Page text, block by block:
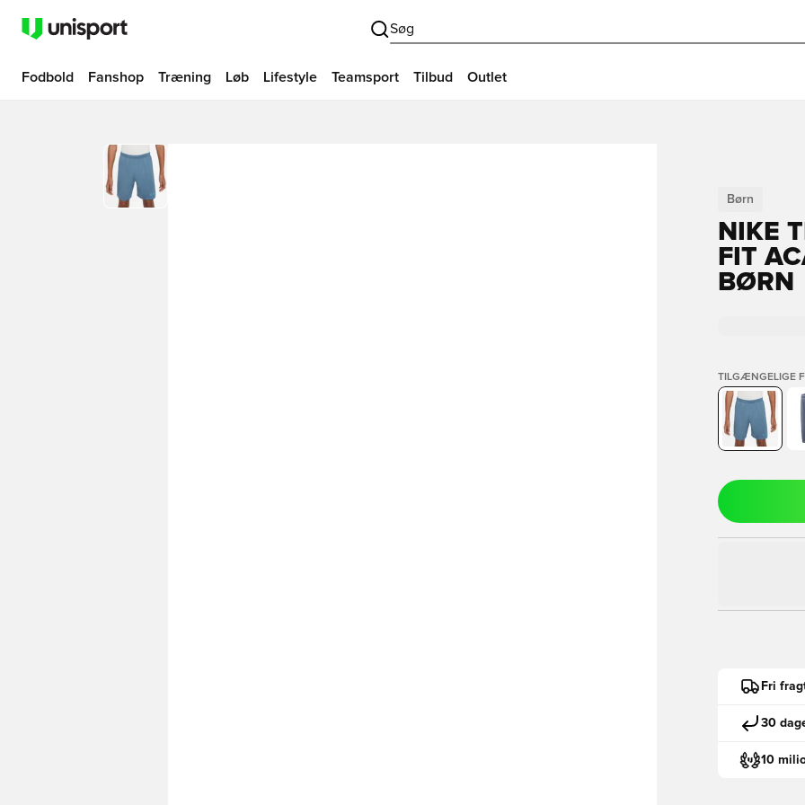
Søg
Fodbold Fanshop Træning Løb Lifestyle Teamsport Tilbud Outlet
Børn
NIKE
FIT
BØRN
TILGÆNGELIGE
Fri
30
10